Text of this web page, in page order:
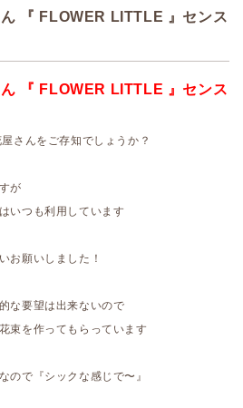
『 FLOWER LITTLE 』センス
『 FLOWER LITTLE 』センス
さんをご存知でしょうか？
が
いつも利用しています
お願いしました！
な要望は出来ないので
束を作ってもらっています
ので『シックな感じで〜』